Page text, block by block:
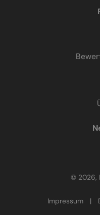
© 2026,
Impressum |